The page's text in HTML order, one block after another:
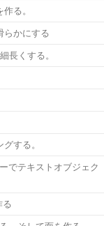
る。
らかにする
長くする。
する。
でテキストオブジェク
る